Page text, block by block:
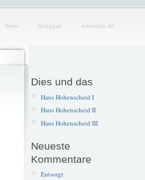
News Solingen www.tetti.de
Dies und das
Haus Hohenscheid I
Haus Hohenscheid II
Haus Hohenscheid III
Neueste
Kommentare
Entsorgt